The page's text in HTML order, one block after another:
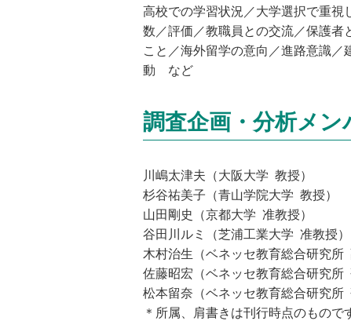
高校での学習状況／大学選択で重視
数／評価／教職員との交流／保護者
こと／海外留学の意向／進路意識
動 など
調査企画・分析メン
川嶋太津夫（大阪大学 教授）
杉谷祐美子（青山学院大学 教授）
山田剛史（京都大学 准教授）
谷田川ルミ（芝浦工業大学 准教授）
木村治生（ベネッセ教育総合研究所
佐藤昭宏（ベネッセ教育総合研究所
松本留奈（ベネッセ教育総合研究所
＊所属、肩書きは刊行時点のもので